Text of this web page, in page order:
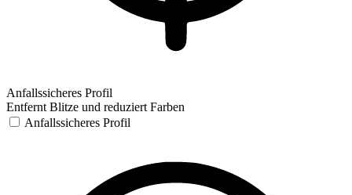
Anfallssicheres Profil
Entfernt Blitze und reduziert Farben
Anfallssicheres Profil